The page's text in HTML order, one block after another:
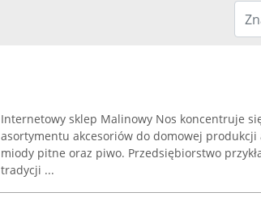
Internetowy sklep Malinowy Nos koncentruje
asortymentu akcesoriów do domowej
miody pitne oraz piwo. Przedsiębiorstwo
tradycji ...